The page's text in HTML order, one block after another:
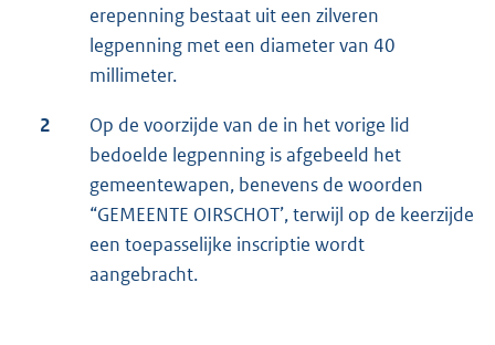
erepenning bestaat uit een zilveren
legpenning met een diameter van 40
millimeter.
2
Op de voorzijde van de in het vorige lid
bedoelde legpenning is afgebeeld het
gemeentewapen, benevens de woorden
“GEMEENTE OIRSCHOT’, terwijl op de keerzijde
een toepasselijke inscriptie wordt
aangebracht.